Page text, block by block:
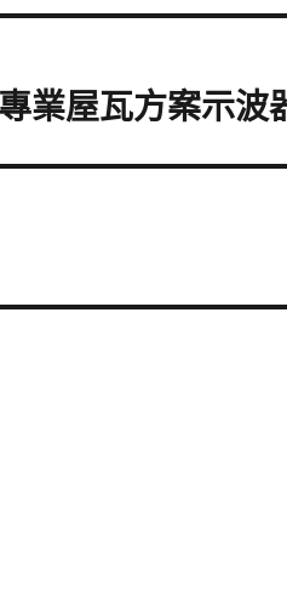
業屋瓦方案示波